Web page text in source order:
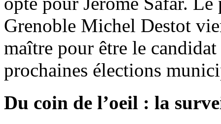
Grenoble Michel Destot
maître pour être le
prochaines élections
Du coin de l’oeil : la